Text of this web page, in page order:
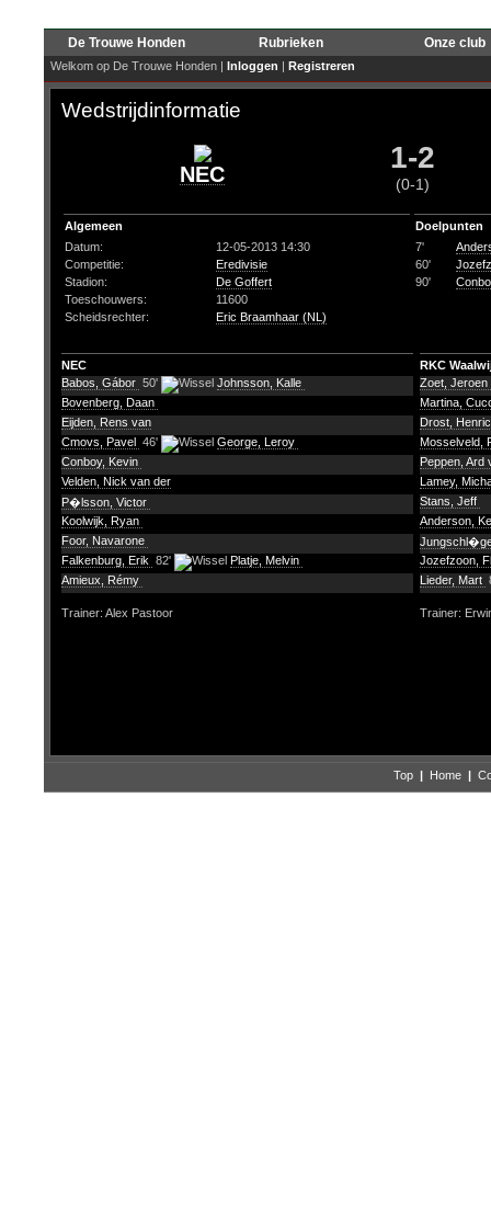
De Trouwe Honden Rubrieken Onze club
Welkom op De Trouwe Honden | Inloggen | Registreren
Wedstrijdinformatie
NEC 1-2
(0-1)
Algemeen
Datum:
12-05-2013 14:30
Competitie:
Eredivisie
Stadion:
De Goffert
Toeschouwers:
11600
Scheidsrechter:
Eric Braamhaar (NL)
Doelpunten
7'
60'
90'
NEC
RKC
Babos, Gábor 50'
Johnsson, Kalle
Bovenberg, Daan
Eijden, Rens van
Cmovs, Pavel 46'
George, Leroy
Conboy, Kevin
Velden, Nick van der
P�lsson, Victor
Koolwijk, Ryan
Foor, Navarone
Falkenburg, Erik 82'
Platje, Melvin
Amieux, Rémy
Zoet, Jeroen
Martina,
Drost,
Mosselveld,
Peppen, Ard
Lamey,
Stans, Jeff
Anderson,
Jozefzoon,
Lieder, Mart
Trainer: Alex Pastoor Trainer:
Top | Home |